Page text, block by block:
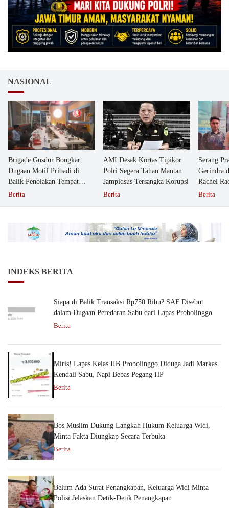
NASIONAL
Brigade Gusdur Bongkar
Dugaan Motif Pribadi di
Balik Penolakan Tempat
Ibadah GKJW Bangil
Berita
AMI Desak Kortas Tipikor
Polri Segera Tahan Mantan
Jampidsus Tersangka Korupsi
Berita
Serang
Gerindra
Rachel
Berita
INDEKS BERITA
Siapa di Balik Transaksi Rp750 Ribu? SAF Disebut
dalam Dugaan Peredaran Sabu dari Lapas Probolinggo
Berita
Miris! Lapas Kelas IIB Probolinggo Diduga Jadi Markas
Kendali Sabu, Napi Bebas Pegang HP
Berita
Bos Muslim Dukung Langkah Hukum Keluarga Widi,
Minta Fakta Diungkap Secara Terbuka
Berita
Belum Ada Surat Penangkapan, Keluarga Widi Minta
Polisi Jelaskan Detik-Detik Penangkapan